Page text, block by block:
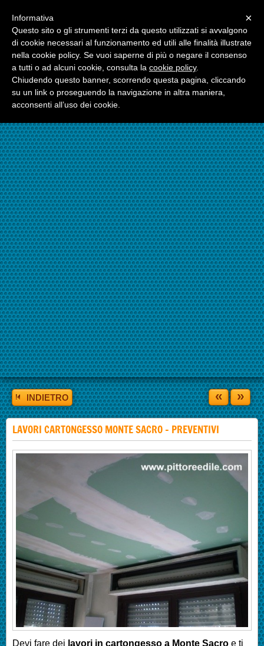
☎324.7403485
INDIETRO « »
LAVORI CARTONGESSO MONTE SACRO - PREVENTIVI
Devi fare dei lavori in cartongesso a Monte Sacro e ti
×
Informativa
Questo sito o gli strumenti terzi da questo utilizzati si avvalgono
di cookie necessari al funzionamento ed utili alle finalità illustrate
nella cookie policy. Se vuoi saperne di più o negare il consenso
a tutti o ad alcuni cookie, consulta la cookie policy.
Chiudendo questo banner, scorrendo questa pagina, cliccando
su un link o proseguendo la navigazione in altra maniera,
acconsenti all’uso dei cookie.